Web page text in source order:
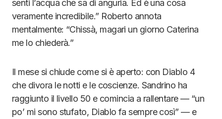
senti l’acqua che sa di anguria. Ed è una cosa
veramente incredibile.” Roberto annota
mentalmente: “Chissà, magari un giorno Caterina
me lo chiederà.”
Il mese si chiude come si è aperto: con Diablo 4
che divora le notti e le coscienze. Sandrino ha
raggiunto il livello 50 e comincia a rallentare — “un
po’ mi sono stufato, Diablo fa sempre così” — e